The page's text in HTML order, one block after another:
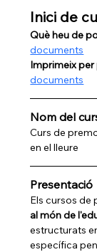
Inici de
Què heu de
documents
Imprimeix
documents
Nom del
Curs de
en el lleure
Presentació
Els cursos de
al món de
estructurats
específica